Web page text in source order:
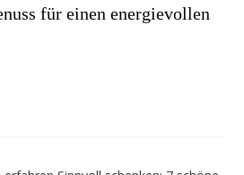
für einen energievollen